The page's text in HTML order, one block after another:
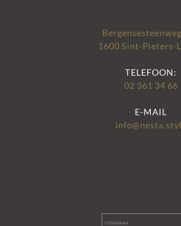
1600 Sint-Pieters-
TELEFOON:
02 361 34 66
E-MAIL